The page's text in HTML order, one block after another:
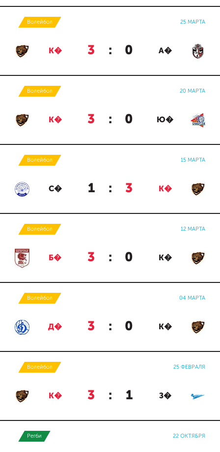
Волейбол 25 МАРТА
К� 3 : 0 А�
Волейбол 20 МАРТА
К� 3 : 0 Ю�
Волейбол 15 МАРТА
С� 1 : 3 К�
Волейбол 12 МАРТА
Б� 3 : 0 К�
Волейбол 04 МАРТА
Д� 3 : 0 К�
Волейбол 25 ФЕВРАЛЯ
К� 3 : 1 З�
Регби 22 ОКТЯБРЯ